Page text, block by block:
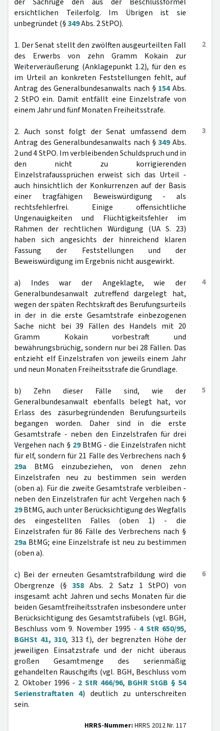
ersichtlichen Teilerfolg. Im Übrigen ist sie
unbegründet (§349Abs. 2 StPO).
2
1. Der Senat stellt den zwölften ausgeurteilten Fall
des Erwerbs von zehn Gramm Kokain zur
Weiterveräußerung (Anklagepunkt 1.2), für den es
im Urteil an konkreten Feststellungen fehlt, auf
Antrag des Generalbundesanwalts nach § 154Abs.
2 StPO ein. Damit entfällt eine Einzelstrafe von
einem Jahr und fünf Monaten Freiheitsstrafe.
3
2. Auch sonst folgt der Senat umfassend dem
Antrag des Generalbundesanwalts nach §349Abs.
2 und 4 StPO. Im verbleibenden Schuldspruch und in
den nicht zu korrigierenden
Einzelstrafaussprüchen erweist sich das Urteil -
auch hinsichtlich der Konkurrenzen auf der Basis
einer tragfähigen Beweiswürdigung - als
rechtsfehlerfrei. Einige offensichtliche
Ungenauigkeiten und Flüchtigkeitsfehler im
Rahmen der rechtlichen Würdigung (UA S. 23)
haben sich angesichts der hinreichend klaren
Fassung der Feststellungen und der
Beweiswürdigung im Ergebnis nicht ausgewirkt.
4
a) Indes war der Angeklagte, wie der
Generalbundesanwalt zutreffend dargelegt hat,
wegen der späten Rechtskraft des Berufungsurteils
in der in die erste Gesamtstrafe einbezogenen
Sache nicht bei 39 Fällen des Handels mit 20
Gramm Kokain vorbestraft und
bewährungsbrüchig, sondern nur bei 28 Fällen. Das
entzieht elf Einzelstrafen von jeweils einem Jahr
und neun Monaten Freiheitsstrafe die Grundlage.
5
b) Zehn dieser Fälle sind, wie der
Generalbundesanwalt ebenfalls belegt hat, vor
Erlass des zäsurbegründenden Berufungsurteils
begangen worden. Daher sind in die erste
Gesamtstrafe - neben den Einzelstrafen für drei
Vergehen nach § 29BtMG - die Einzelstrafen nicht
für elf, sondern für 21 Fälle des Verbrechens nach §
29a BtMG einzubeziehen, von denen zehn
Einzelstrafen neu zu bestimmen sein werden
(oben a). Für die zweite Gesamtstrafe verbleiben -
neben den Einzelstrafen für acht Vergehen nach §
29BtMG, auch unter Berücksichtigung des Wegfalls
des eingestellten Falles (oben 1) - die
Einzelstrafen für 86 Fälle des Verbrechens nach §
29a BtMG; eine Einzelstrafe ist neu zu bestimmen
(oben a).
6
c) Bei der erneuten Gesamtstrafbildung wird die
Obergrenze (§358 Abs. 2 Satz 1 StPO) von
insgesamt acht Jahren und sechs Monaten für die
beiden Gesamtfreiheitsstrafen insbesondere unter
Berücksichtigung des Gesamtstrafübels (vgl. BGH,
Beschluss vom 9. November 1995 - 4 StR 650/95,
BGHSt 41, 310, 313 f.), der begrenzten Höhe der
jeweiligen Einsatzstrafe und der nicht überaus
großen Gesamtmenge des serienmäßig
gehandelten Rauschgifts (vgl. BGH, Beschluss vom
2. Oktober 1996 - 2 StR 466/96, BGHR StGB § 54
Serienstraftaten 4) deutlich zu unterschreiten
sein.
HRRS-Nummer: HRRS 2012 Nr. 117